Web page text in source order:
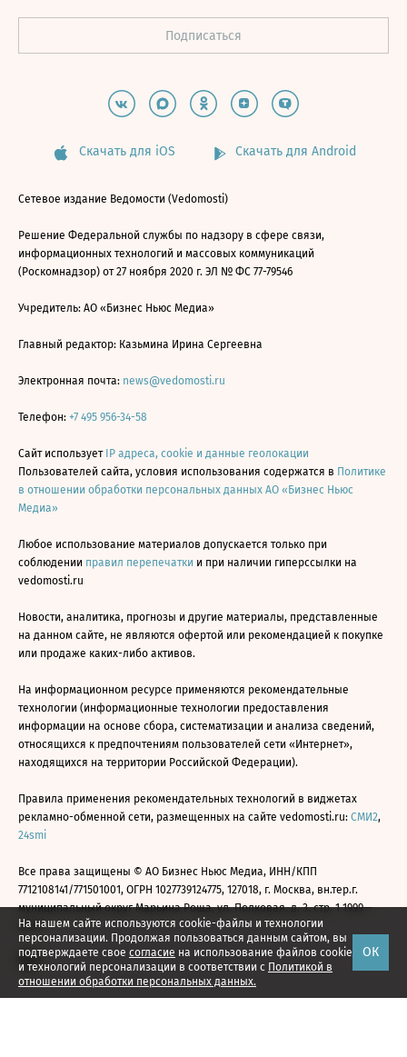
На нашем сайте используются cookie-файлы и технологии
персонализации. Продолжая пользоваться данным сайтом, вы
подтверждаете свое согласие на использование файлов cookie
и технологий персонализации в соответствии с Политикой в
отношении обработки персональных данных.
ОК
Скачать для iOS Скачать для Android
Сетевое издание Ведомости (Vedomosti)
Решение Федеральной службы по надзору в сфере связи,
информационных технологий и массовых коммуникаций
(Роскомнадзор) от 27 ноября 2020 г. ЭЛ № ФС 77-79546
Учредитель: АО «Бизнес Ньюс Медиа»
Главный редактор: Казьмина Ирина Сергеевна
Электронная почта: news@vedomosti.ru
Телефон: +7 495 956-34-58
Сайт использует IP адреса, cookie и данные геолокации
Пользователей сайта, условия использования содержатся в Политике
в отношении обработки персональных данных АО «Бизнес Ньюс
Медиа»
Любое использование материалов допускается только при
соблюдении правил перепечатки и при наличии гиперссылки на
vedomosti.ru
Новости, аналитика, прогнозы и другие материалы, представленные
на данном сайте, не являются офертой или рекомендацией к покупке
или продаже каких-либо активов.
На информационном ресурсе применяются рекомендательные
технологии (информационные технологии предоставления
информации на основе сбора, систематизации и анализа сведений,
относящихся к предпочтениям пользователей сети «Интернет»,
находящихся на территории Российской Федерации).
Правила применения рекомендательных технологий в виджетах
рекламно-обменной сети, размещенных на сайте vedomosti.ru: СМИ2,
24smi
Все права защищены © АО Бизнес Ньюс Медиа, ИНН/КПП
7712108141/771501001, ОГРН 1027739124775, 127018, г. Москва, вн.тер.г.
муниципальный округ Марьина Роща, ул. Полковая, д. 3, стр. 1 1999—
2026